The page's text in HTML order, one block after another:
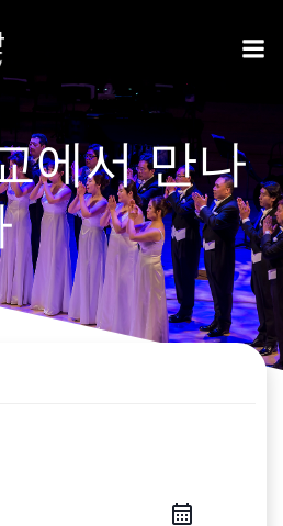
content
에서 만나